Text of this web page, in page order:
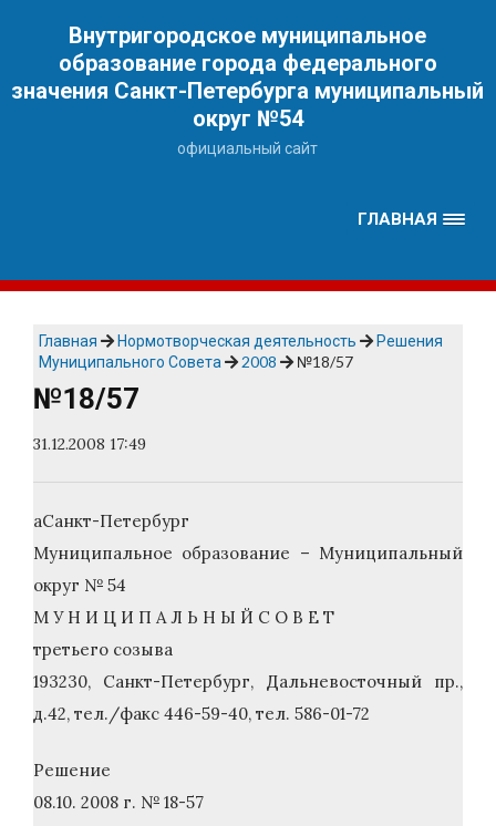
Внутригородское муниципальное
образование города федерального
значения Санкт-Петербурга муниципальный
округ №54
официальный сайт
ГЛАВНАЯ
Главная Нормотворческая деятельность
Решения
Муниципального Совета
2008 №18/57
№18/57
31.12.2008 17:49
aСанкт-Петербург
Муниципальное образование – Муниципальный
округ № 54
М У Н И Ц И П А Л Ь Н Ы Й С О В Е Т
третьего созыва
193230, Санкт-Петербург, Дальневосточный пр.,
д.42, тел./факс 446-59-40, тел. 586-01-72
Решение
08.10. 2008 г. № 18-57